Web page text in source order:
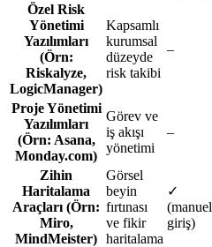
Özel Risk
Yönetimi
Yazılımları
(Örn:
Riskalyze,
LogicManager)
Kapsamlı
kurumsal
düzeyde
risk takibi
–
Proje Yönetimi
Yazılımları
(Örn: Asana,
Monday.com)
Görev ve
iş akışı
yönetimi
–
Zihin
Haritalama
Araçları (Örn:
Miro,
MindMeister)
Görsel
beyin
fırtınası
ve fikir
haritalama
✓
(manuel
giriş)